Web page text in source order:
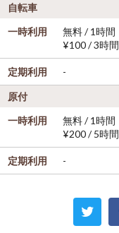
自転車
一時利用
無料 / 1時間
¥100 / 3時間
定期利用 -
原付
一時利用
無料 / 1時間
¥200 / 5時間
定期利用 -